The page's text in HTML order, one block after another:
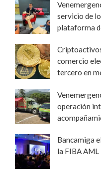
servicio de
plataforma
comercio
tercero en
operación
Bancamiga
la FIBA AML